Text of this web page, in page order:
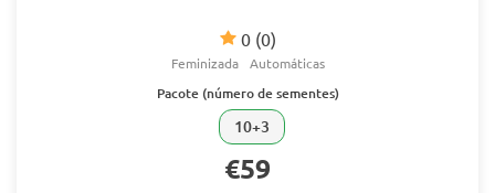
0 (0)
Feminizada Automáticas
Pacote (número de sementes)
10+3
€59